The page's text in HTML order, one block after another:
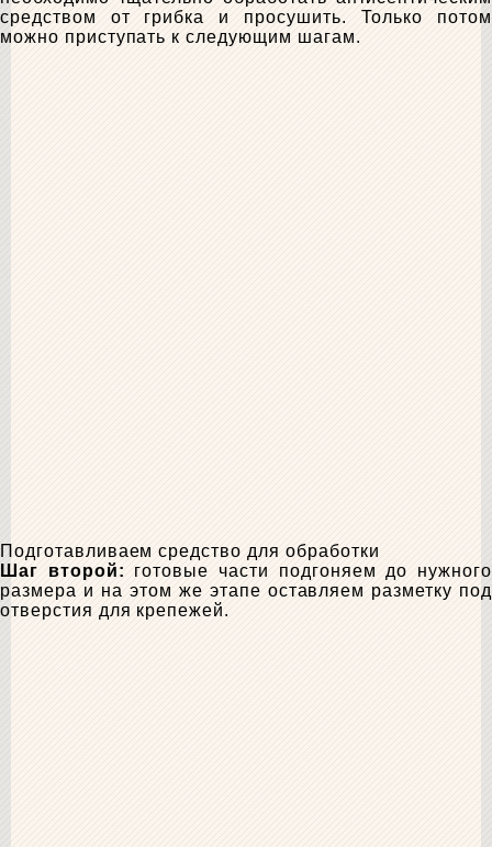
средством от грибка и просушить. Только потом
можно приступать к следующим шагам.
Подготавливаем средство для обработки
Шаг второй: готовые части подгоняем до нужного
размера и на этом же этапе оставляем разметку под
отверстия для крепежей.